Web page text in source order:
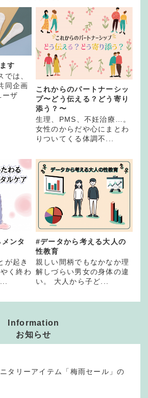
す
では、
同企画
ーザ
これからのパートナーシッ
プ〜どう伝える？どう寄り
添う？〜
生理、PMS、不妊治療…。
女性のからだや心にまとわ
りついてくる体調不...
ンタ
が起き
く終わ
#データから考える大人の
性教育
親しい間柄でもなかなか理
解しづらい男女の身体の違
い。 大人から子ど...
Information
お知らせ
タリーアイテム「梅雨セール」の